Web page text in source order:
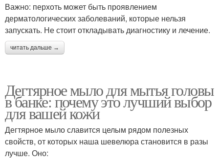
Важно: перхоть может быть проявлением
дерматологических заболеваний, которые нельзя
запускать. Не стоит откладывать диагностику и лечение.
читать дальше →
Дегтярное мыло для мытья головы
в банке: почему это лучший выбор
для вашей кожи
Дегтярное мыло славится целым рядом полезных
свойств, от которых наша шевелюра становится в разы
лучше. Оно: